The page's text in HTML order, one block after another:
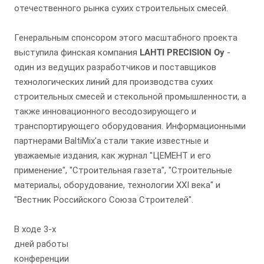
отечественного рынка сухих строительных смесей.
Генеральным спонсором этого масштабного проекта
выступила финская компания LAHTI PRECISION Oy -
один из ведущих разработчиков и поставщиков
технологических линий для производства сухих
строительных смесей и стекольной промышленности, а
также инновационного весодозирующего и
транспортирующего оборудования. Информационными
партнерами BaltiMix'a стали такие известные и
уважаемые издания, как журнал "ЦЕМЕНТ и его
применение", "Строительная газета", "Строительные
материалы, оборудование, технологии XXI века" и
"Вестник Российского Союза Строителей".
В ходе 3-х
дней работы
конференции